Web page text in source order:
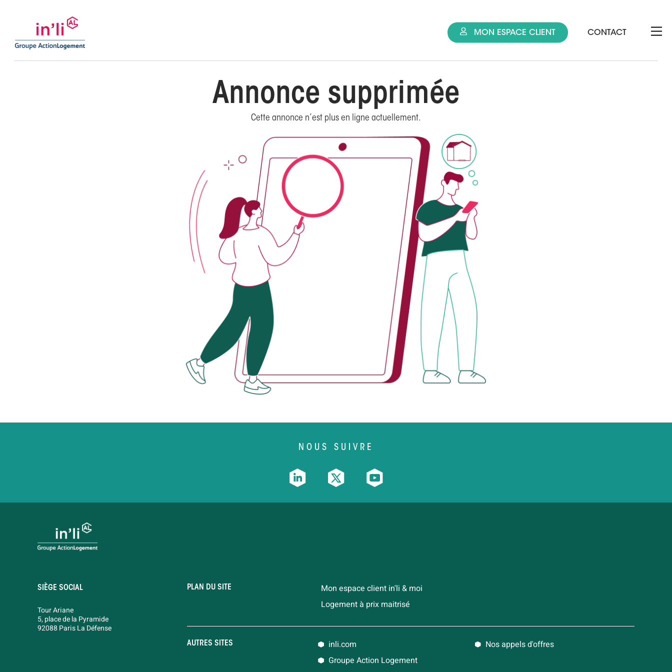
MON ESPACE CLIENT CONTACT
Annonce supprimée
Cette annonce n’est plus en ligne actuellement.
NOUS SUIVRE
SIÈGE SOCIAL
Tour Ariane
5, place de la Pyramide
92088 Paris La Défense
PLAN DU SITE
Mon espace client in'li & moi
Logement à prix maitrisé
AUTRES SITES inli.com
Nos appels d'offres
Groupe Action Logement